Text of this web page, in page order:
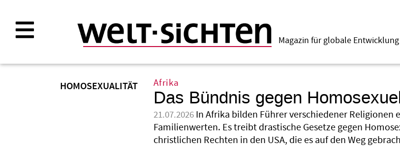
Inhalt
Magazin für globale
HOMOSEXUALITÄT Afrika
Das Bündnis gegen
21.07.2026 In Afrika bilden Führer verschiedener
Familienwerten. Es treibt drastische Gesetze gegen
christlichen Rechten in den USA, die es auf den Weg